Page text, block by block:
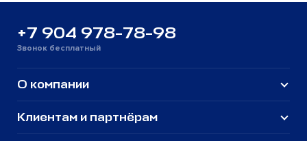
+7 904 978-78-98
Звонок бесплатный
О компании
Клиентам и партнёрам